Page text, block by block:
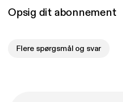
Opsig dit abonnement
Flere spørgsmål og svar